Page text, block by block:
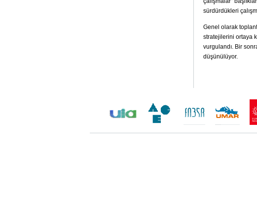
sürdürdükleri
Genel olarak
stratejilerini ortaya
vurgulandı. Bir
düşünülüyor.